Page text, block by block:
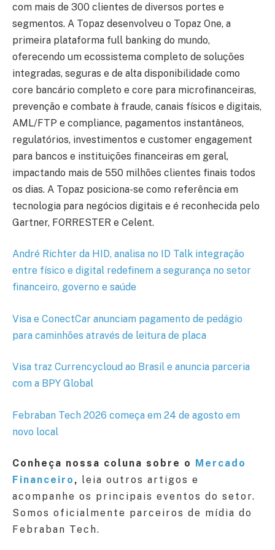
com mais de 300 clientes de diversos portes e
segmentos. A Topaz desenvolveu o Topaz One, a
primeira plataforma full banking do mundo,
oferecendo um ecossistema completo de soluções
integradas, seguras e de alta disponibilidade como
core bancário completo e core para microfinanceiras,
prevenção e combate à fraude, canais físicos e digitais,
AML/FTP e compliance, pagamentos instantâneos,
regulatórios, investimentos e customer engagement
para bancos e instituições financeiras em geral,
impactando mais de 550 milhões clientes finais todos
os dias. A Topaz posiciona-se como referência em
tecnologia para negócios digitais e é reconhecida pelo
Gartner, FORRESTER e Celent.
André Richter da HID, analisa no ID Talk integração
entre físico e digital redefinem a segurança no setor
financeiro, governo e saúde
Visa e ConectCar anunciam pagamento de pedágio
para caminhões através de leitura de placa
Visa traz Currencycloud ao Brasil e anuncia parceria
com a BPY Global
Febraban Tech 2026 começa em 24 de agosto em
novo local
Conheça nossa coluna sobre o
Mercado
Financeiro , leia outros artigos e
acompanhe os principais eventos do setor.
Somos oficialmente parceiros de mídia do
Febraban Tech.